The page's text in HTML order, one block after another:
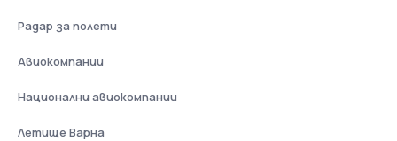
Радар за полети
Авиокомпании
Национални авиокомпании
Летище Варна